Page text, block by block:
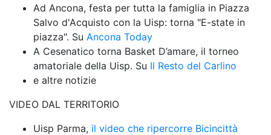
Ad Ancona, festa per tutta la famiglia in Piazza
Salvo d'Acquisto con la Uisp: torna "E-state in
piazza". Su Ancona Today
A Cesenatico torna Basket D’amare, il torneo
amatoriale della Uisp. Su Il Resto del Carlino
e altre notizie
VIDEO DAL TERRITORIO
Uisp Parma, il video che ripercorre Bicincittà